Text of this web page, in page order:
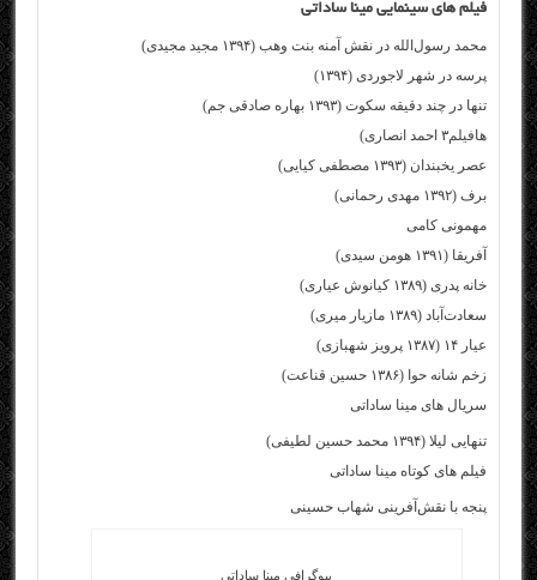
فیلم های سینمایی مینا ساداتی
محمد رسول‌الله در نقش آمنه بنت وهب (۱۳۹۴ مجید مجیدی)
پرسه در شهر لاجوردی (۱۳۹۴)
تنها در چند دقیقه سکوت (۱۳۹۳ بهاره صادقی جم)
هافیلم۳ احمد انصاری)
عصر یخبندان (۱۳۹۳ مصطفی کیایی)
برف (۱۳۹۲ مهدی رحمانی)
مهمونی کامی
آفریقا (۱۳۹۱ هومن سیدی)
خانه پدری (۱۳۸۹ کیانوش عیاری)
سعادت‌آباد (۱۳۸۹ مازیار میری)
عیار ۱۴ (۱۳۸۷ پرویز شهبازی)
زخم شانه حوا (۱۳۸۶ حسین قناعت)
سریال های مینا ساداتی
تنهایی لیلا (۱۳۹۴ محمد حسین لطیفی)
فیلم های کوتاه مینا ساداتی
پنجه با نقش‌آفرینی شهاب حسینی
بیوگرافی مینا ساداتی